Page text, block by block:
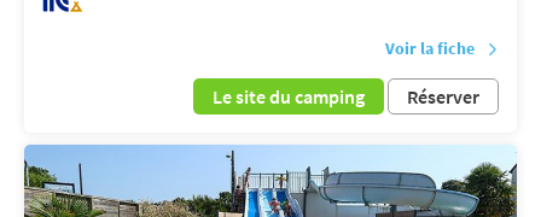
Voir la fiche
Le site du camping Réserver